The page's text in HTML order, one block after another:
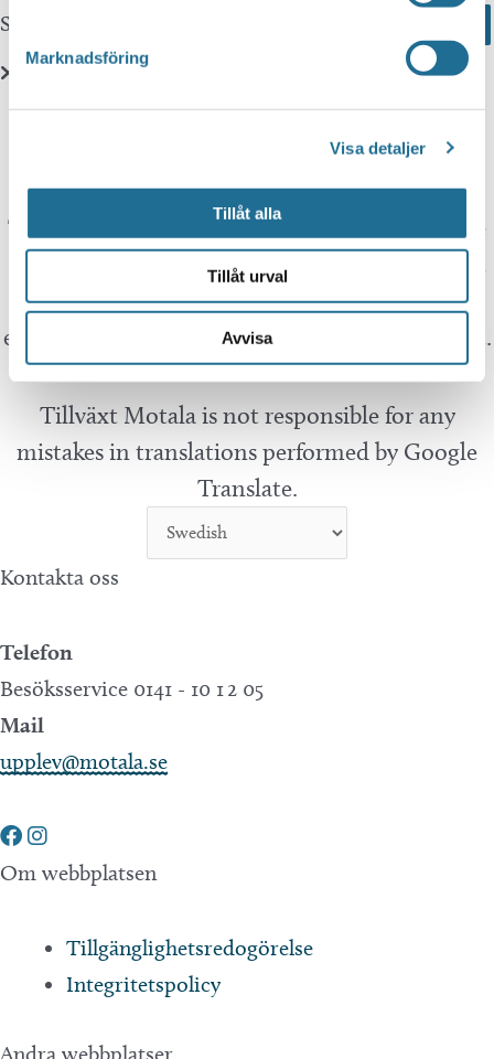
Marknadsföring
Visa detaljer
Tillåt alla
Tillåt urval
Avvisa
Sök här...
Translate
You can translate this website with Google
Translate. It is important to remember that the
translation is being done by a machine and not
by a person. This means that you can never
expect the translation to be 100 percent correct.
Tillväxt Motala is not responsible for any
mistakes in translations performed by Google
Translate.
Kontakta oss
Telefon
Besöksservice 0141 - 10 1 2 05
Mail
upplev@motala.se
Om webbplatsen
Tillgänglighetsredogörelse
Integritetspolicy
Andra webbplatser